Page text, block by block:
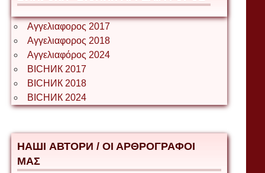
Αγγελιαφορος 2017
Αγγελιαφορος 2018
Αγγελιαφόρος 2024
ВІСНИК 2017
ВІСНИК 2018
ВІСНИК 2024
НАШІ АВТОРИ / ΟΙ ΑΡΘΡΟΓΡΑΦΟΙ
ΜΑΣ